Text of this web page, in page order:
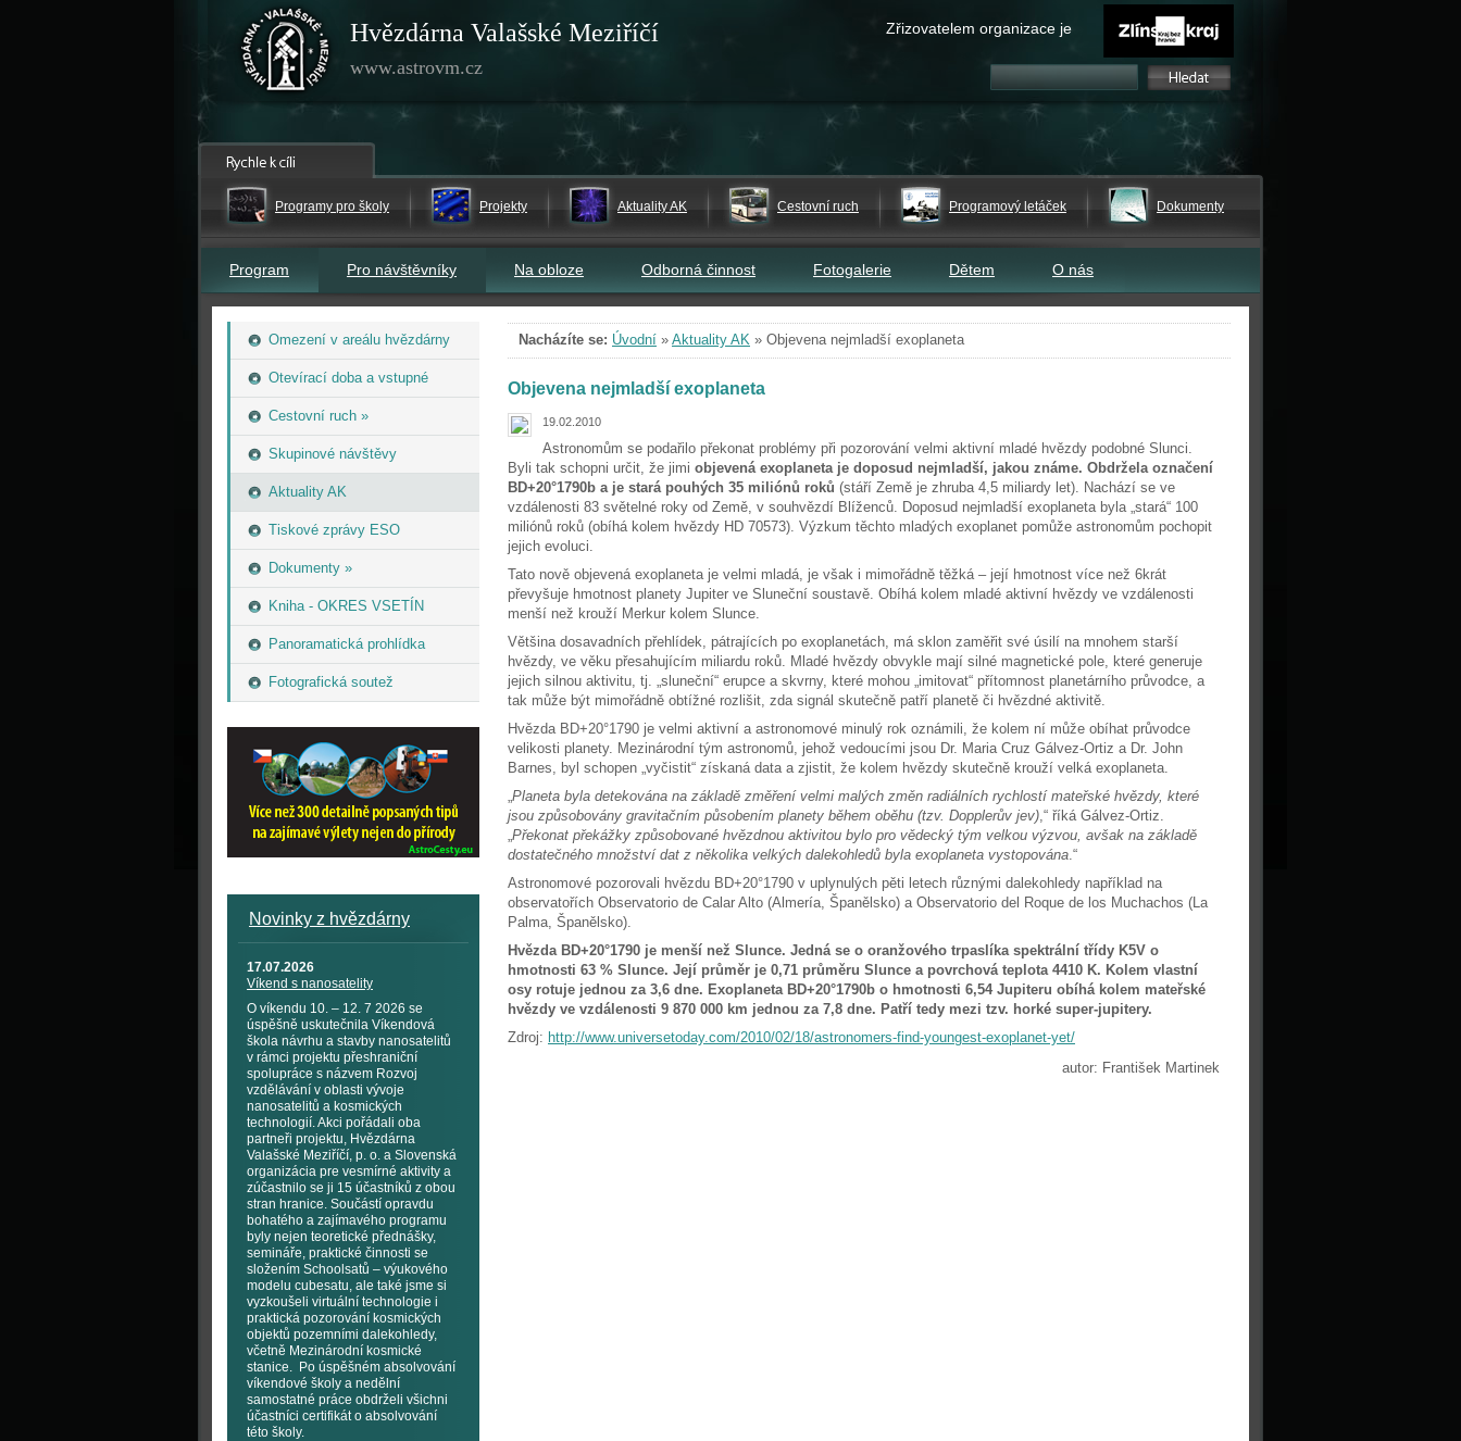
Hvězdárna Valašské Meziříčí
www.astrovm.cz
Zřizovatelem organizace je
Programy pro školy Projekty Aktuality AK Cestovní ruch Programový letáček Dokumenty
Program Pro návštěvníky Na obloze Odborná činnost Fotogalerie Dětem O nás
Omezení v areálu hvězdárny
Otevírací doba a vstupné
Cestovní ruch »
Skupinové návštěvy
Aktuality AK
Tiskové zprávy ESO
Dokumenty »
Kniha - OKRES VSETÍN
Panoramatická prohlídka
Fotografická soutež
Novinky z hvězdárny
17.07.2026
Víkend s nanosatelity
O víkendu 10. – 12. 7 2026 se
úspěšně uskutečnila Víkendová
škola návrhu a stavby nanosatelitů
v rámci projektu přeshraniční
spolupráce s názvem Rozvoj
vzdělávání v oblasti vývoje
nanosatelitů a kosmických
technologií. Akci pořádali oba
partneři projektu, Hvězdárna
Valašské Meziříčí, p. o. a Slovenská
organizácia pre vesmírné aktivity a
zúčastnilo se ji 15 účastníků z obou
stran hranice. Součástí opravdu
bohatého a zajímavého programu
byly nejen teoretické přednášky,
semináře, praktické činnosti se
složením Schoolsatů – výukového
modelu cubesatu, ale také jsme si
vyzkoušeli virtuální technologie i
praktická pozorování kosmických
objektů pozemními dalekohledy,
včetně Mezinárodní kosmické
stanice. Po úspěšném absolvování
víkendové školy a nedělní
samostatné práce obdrželi všichni
účastníci certifikát o absolvování
této školy.
Nacházíte se: Úvodní » Aktuality AK » Objevena nejmladší exoplaneta
Objevena nejmladší exoplaneta
19.02.2010
Astronomům se podařilo překonat problémy při pozorování velmi aktivní mladé hvězdy podobné Slunci.
Byli tak schopni určit, že jimi objevená exoplaneta je doposud nejmladší, jakou známe. Obdržela označení
BD+20°1790b a je stará pouhých 35 miliónů roků (stáří Země je zhruba 4,5 miliardy let). Nachází se ve
vzdálenosti 83 světelné roky od Země, v souhvězdí Blíženců. Doposud nejmladší exoplaneta byla „stará“ 100
miliónů roků (obíhá kolem hvězdy HD 70573). Výzkum těchto mladých exoplanet pomůže astronomům pochopit
jejich evoluci.
Tato nově objevená exoplaneta je velmi mladá, je však i mimořádně těžká – její hmotnost více než 6krát
převyšuje hmotnost planety Jupiter ve Sluneční soustavě. Obíhá kolem mladé aktivní hvězdy ve vzdálenosti
menší než krouží Merkur kolem Slunce.
Většina dosavadních přehlídek, pátrajících po exoplanetách, má sklon zaměřit své úsilí na mnohem starší
hvězdy, ve věku přesahujícím miliardu roků. Mladé hvězdy obvykle mají silné magnetické pole, které generuje
jejich silnou aktivitu, tj. „sluneční“ erupce a skvrny, které mohou „imitovat“ přítomnost planetárního průvodce, a
tak může být mimořádně obtížné rozlišit, zda signál skutečně patří planetě či hvězdné aktivitě.
Hvězda BD+20°1790 je velmi aktivní a astronomové minulý rok oznámili, že kolem ní může obíhat průvodce
velikosti planety. Mezinárodní tým astronomů, jehož vedoucími jsou Dr. Maria Cruz Gálvez-Ortiz a Dr. John
Barnes, byl schopen „vyčistit“ získaná data a zjistit, že kolem hvězdy skutečně krouží velká exoplaneta.
„Planeta byla detekována na základě změření velmi malých změn radiálních rychlostí mateřské hvězdy, které
jsou způsobovány gravitačním působením planety během oběhu (tzv. Dopplerův jev),“ říká Gálvez-Ortiz.
„Překonat překážky způsobované hvězdnou aktivitou bylo pro vědecký tým velkou výzvou, avšak na základě
dostatečného množství dat z několika velkých dalekohledů byla exoplaneta vystopována.“
Astronomové pozorovali hvězdu BD+20°1790 v uplynulých pěti letech různými dalekohledy například na
observatořích Observatorio de Calar Alto (Almería, Španělsko) a Observatorio del Roque de los Muchachos (La
Palma, Španělsko).
Hvězda BD+20°1790 je menší než Slunce. Jedná se o oranžového trpaslíka spektrální třídy K5V o
hmotnosti 63 % Slunce. Její průměr je 0,71 průměru Slunce a povrchová teplota 4410 K. Kolem vlastní
osy rotuje jednou za 3,6 dne. Exoplaneta BD+20°1790b o hmotnosti 6,54 Jupiteru obíhá kolem mateřské
hvězdy ve vzdálenosti 9 870 000 km jednou za 7,8 dne. Patří tedy mezi tzv. horké super-jupitery.
Zdroj: http://www.universetoday.com/2010/02/18/astronomers-find-youngest-exoplanet-yet/
autor: František Martinek